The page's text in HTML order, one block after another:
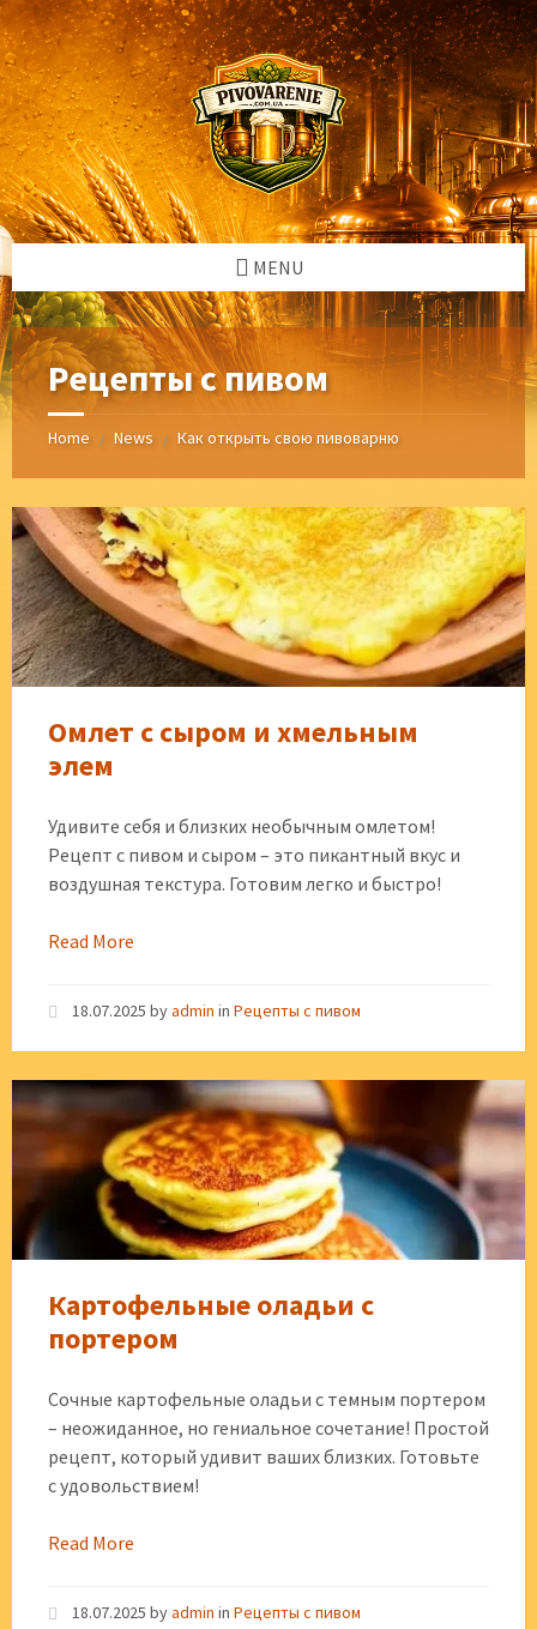
Skip
to
content
Skip
to
left
sidebar
Skip
to
right
sidebar
Skip
to
footer
MENU
Рецепты с пивом
Home / News / Как открыть свою пивоварню
Омлет с сыром и хмельным
элем
Удивите себя и близких необычным омлетом!
Рецепт с пивом и сыром – это пикантный вкус и
воздушная текстура. Готовим легко и быстро!
Read More
18.07.2025 byadmin in Рецепты с пивом
Картофельные оладьи с
портером
Сочные картофельные оладьи с темным портером
– неожиданное, но гениальное сочетание! Простой
рецепт, который удивит ваших близких. Готовьте
с удовольствием!
Read More
18.07.2025 byadmin in Рецепты с пивом